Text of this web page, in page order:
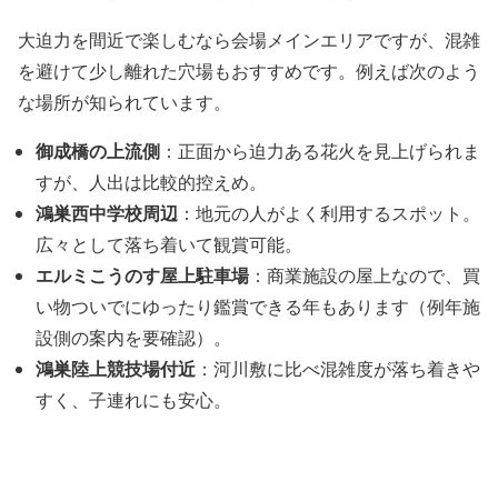
大迫力を間近で楽しむなら会場メインエリアですが、混雑
を避けて少し離れた穴場もおすすめです。例えば次のよう
な場所が知られています。
御成橋の上流側 ：正面から迫力ある花火を見上げられま
すが、人出は比較的控えめ。
鴻巣西中学校周辺 ：地元の人がよく利用するスポット。
広々として落ち着いて観賞可能。
エルミこうのす屋上駐車場：商業施設の屋上なので、買
い物ついでにゆったり鑑賞できる年もあります（例年施
設側の案内を要確認）。
鴻巣陸上競技場付近 ：河川敷に比べ混雑度が落ち着きや
すく、子連れにも安心。